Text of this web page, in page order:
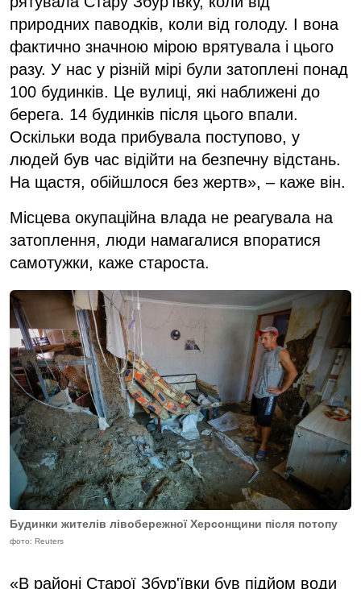
природних паводків, коли від голоду. І вона
фактично значною мірою врятувала і цього
разу. У нас у різній мірі були затоплені понад
100 будинків. Це вулиці, які наближені до
берега. 14 будинків після цього впали.
Оскільки вода прибувала поступово, у
людей був час відійти на безпечну відстань.
На щастя, обійшлося без жертв», – каже він.
Місцева окупаційна влада не реагувала на
затоплення, люди намагалися впоратися
самотужки, каже староста.
Будинки жителів лівобережної Херсонщини після потопу
фото: Reuters
«В районі Старої Збур'ївки був підйом води